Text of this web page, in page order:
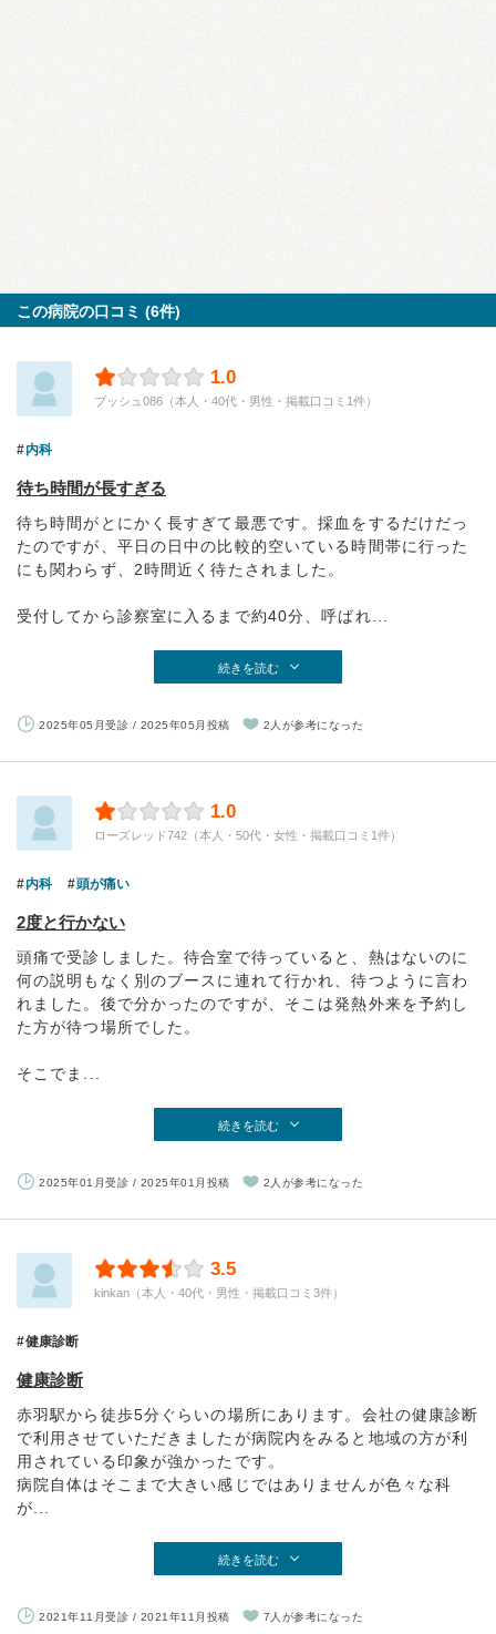
この病院の口コミ (6件)
1.0
ブッシュ086（本人・40代・男性・掲載口コミ1件）
内科
待ち時間が長すぎる
待ち時間がとにかく長すぎて最悪です。採血をするだけだっ
たのですが、平日の日中の比較的空いている時間帯に行った
にも関わらず、2時間近く待たされました。
受付してから診察室に入るまで約40分、呼ばれ...
続きを読む
2025年05月受診 / 2025年05月投稿 2人が参考になった
1.0
ローズレッド742（本人・50代・女性・掲載口コミ1件）
内科 頭が痛い
2度と行かない
頭痛で受診しました。待合室で待っていると、熱はないのに
何の説明もなく別のブースに連れて行かれ、待つように言わ
れました。後で分かったのですが、そこは発熱外来を予約し
た方が待つ場所でした。
そこでま...
続きを読む
2025年01月受診 / 2025年01月投稿 2人が参考になった
3.5
kinkan（本人・40代・男性・掲載口コミ3件）
健康診断
健康診断
赤羽駅から徒歩5分ぐらいの場所にあります。会社の健康診断
で利用させていただきましたが病院内をみると地域の方が利
用されている印象が強かったです。
病院自体はそこまで大きい感じではありませんが色々な科
が...
続きを読む
2021年11月受診 / 2021年11月投稿 7人が参考になった